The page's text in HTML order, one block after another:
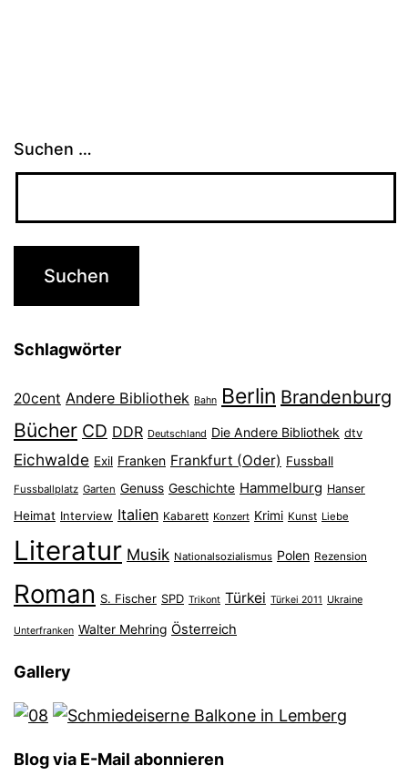
Suchen …
Schlagwörter
20cent Andere Bibliothek Bahn Berlin Brandenburg
Bücher CD DDR Deutschland Die Andere Bibliothek dtv
Eichwalde Exil Franken Frankfurt (Oder) Fussball
Fussballplatz Garten Genuss Geschichte Hammelburg Hanser
Heimat Interview Italien Kabarett Konzert Krimi Kunst Liebe
Literatur Musik Nationalsozialismus Polen Rezension
Roman S. Fischer SPD Trikont Türkei Türkei 2011 Ukraine
Unterfranken Walter Mehring Österreich
Gallery
Blog via E-Mail abonnieren